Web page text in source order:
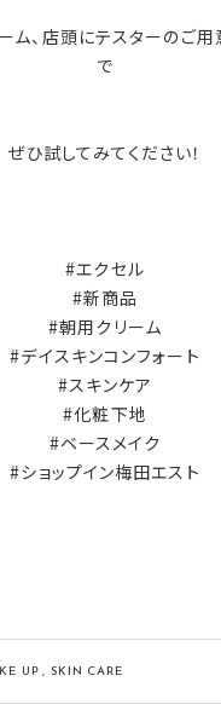
ム、店頭にテスターのご
で
ぜひ試してみてください！
#エクセル
#新商品
#朝用クリーム
#デイスキンコンフォート
#スキンケア
#化粧下地
#ベースメイク
#ショップイン梅田エスト
UP SKIN CARE